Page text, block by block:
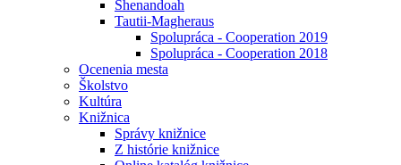
Shenandoah
Tautii-Magheraus
Spolupráca - Cooperation 2019
Spolupráca - Cooperation 2018
Ocenenia mesta
Školstvo
Kultúra
Knižnica
Správy knižnice
Z histórie knižnice